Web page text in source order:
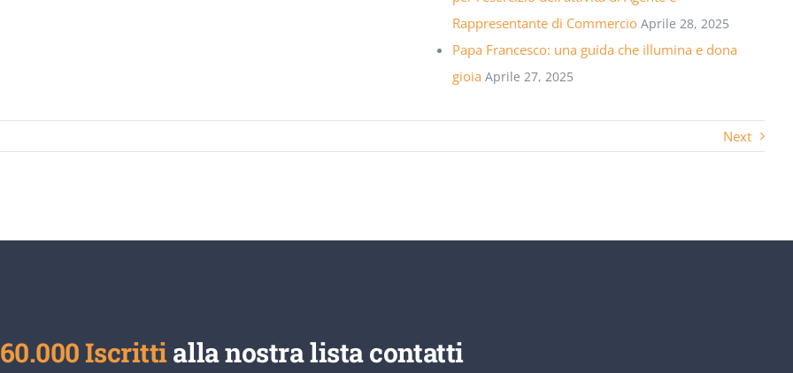
Rappresentante di Commercio Aprile 28, 2025
Papa Francesco: una guida che illumina e dona
gioia Aprile 27, 2025
Next
60.000 Iscrittialla nostra lista contatti